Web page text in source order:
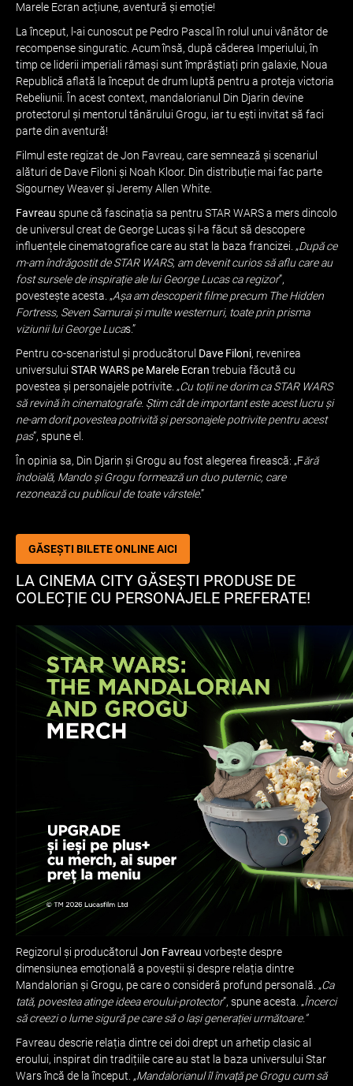
Marele Ecran acțiune, aventură și emoție!
La început, l-ai cunoscut pe Pedro Pascal în rolul unui vânător de
recompense singuratic. Acum însă, după căderea Imperiului, în
timp ce liderii imperiali rămași sunt împrăștiați prin galaxie, Noua
Republică aflată la început de drum luptă pentru a proteja victoria
Rebeliunii. În acest context, mandalorianul Din Djarin devine
protectorul și mentorul tânărului Grogu, iar tu ești invitat să faci
parte din aventură!
Filmul este regizat de Jon Favreau, care semnează și scenariul
alături de Dave Filoni și Noah Kloor. Din distribuție mai fac parte
Sigourney Weaver și Jeremy Allen White.
Favreau spune că fascinația sa pentru STAR WARS a mers dincolo
de universul creat de George Lucas și l-a făcut să descopere
influențele cinematografice care au stat la baza francizei. „După ce
m-am îndrăgostit de STAR WARS, am devenit curios să aflu care au
fost sursele de inspirație ale lui George Lucas ca regizor”,
povestește acesta. „Așa am descoperit filme precum The Hidden
Fortress, Seven Samurai și multe westernuri, toate prin prisma
viziunii lui George Lucas.”
Pentru co-scenaristul și producătorul Dave Filoni, revenirea
universului STAR WARS pe Marele Ecran trebuia făcută cu
povestea și personajele potrivite. „Cu toții ne dorim ca STAR WARS
să revină în cinematografe. Știm cât de important este acest lucru și
ne-am dorit povestea potrivită și personajele potrivite pentru acest
pas”, spune el.
În opinia sa, Din Djarin și Grogu au fost alegerea firească: „Fără
îndoială, Mando și Grogu formează un duo puternic, care
rezonează cu publicul de toate vârstele.”
GĂSEȘTI BILETE ONLINE AICI
LA CINEMA CITY GĂSEȘTI PRODUSE DE
COLECȚIE CU PERSONAJELE PREFERATE!
Regizorul și producătorul Jon Favreau vorbește despre
dimensiunea emoțională a poveștii și despre relația dintre
Mandalorian și Grogu, pe care o consideră profund personală. „Ca
tată, povestea atinge ideea eroului-protector”, spune acesta. „Încerci
să creezi o lume sigură pe care să o lași generației următoare.”
Favreau descrie relația dintre cei doi drept un arhetip clasic al
eroului, inspirat din tradițiile care au stat la baza universului Star
Wars încă de la început. „Mandalorianul îl învață pe Grogu cum să